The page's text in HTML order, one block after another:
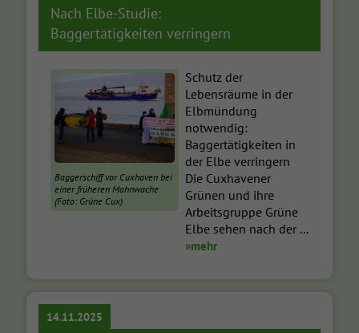
Nach Elbe-Studie:
Baggertätigkeiten verringern
Baggerschiff vor Cuxhaven bei
einer früheren Mahnwache
(Foto: Grüne Cux)
Schutz der
Lebensräume in der
Elbmündung
notwendig:
Baggertätigkeiten in
der Elbe verringern
Die Cuxhavener
Grünen und ihre
Arbeitsgruppe Grüne
Elbe sehen nach der ...
»mehr
14.11.2025